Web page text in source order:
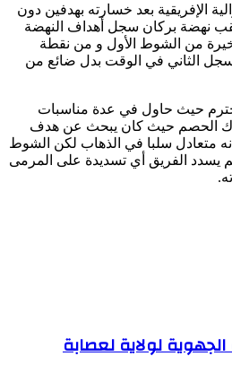
الإفريقية بعد خسارته بهدفين دون
نهضة بركان سجل أهداف النهضة
من الشوط الأول و من نقطة
الثاني في الوقت بدل ضائع من
حيث حاول في عدة مناسبات
الحصم حيث كان يبحث عن هدف
متعادل سلبا في الذهاب لكن الشوط
يسدد الفريق أي تسديدة على المرمى
لولاية لعصابة